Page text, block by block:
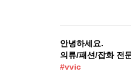
안녕하세요.
의류/패션/잡화 전
#vvic